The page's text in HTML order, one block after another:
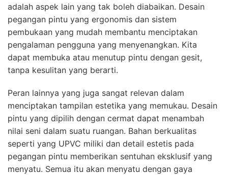
adalah aspek lain yang tak boleh diabaikan. Desain
pegangan pintu yang ergonomis dan sistem
pembukaan yang mudah membantu menciptakan
pengalaman pengguna yang menyenangkan. Kita
dapat membuka atau menutup pintu dengan gesit,
tanpa kesulitan yang berarti.
Peran lainnya yang juga sangat relevan dalam
menciptakan tampilan estetika yang memukau. Desain
pintu yang dipilih dengan cermat dapat menambah
nilai seni dalam suatu ruangan. Bahan berkualitas
seperti yang UPVC miliki dan detail estetis pada
pegangan pintu memberikan sentuhan eksklusif yang
menyatu. Semua itu akan menyatu dengan gaya